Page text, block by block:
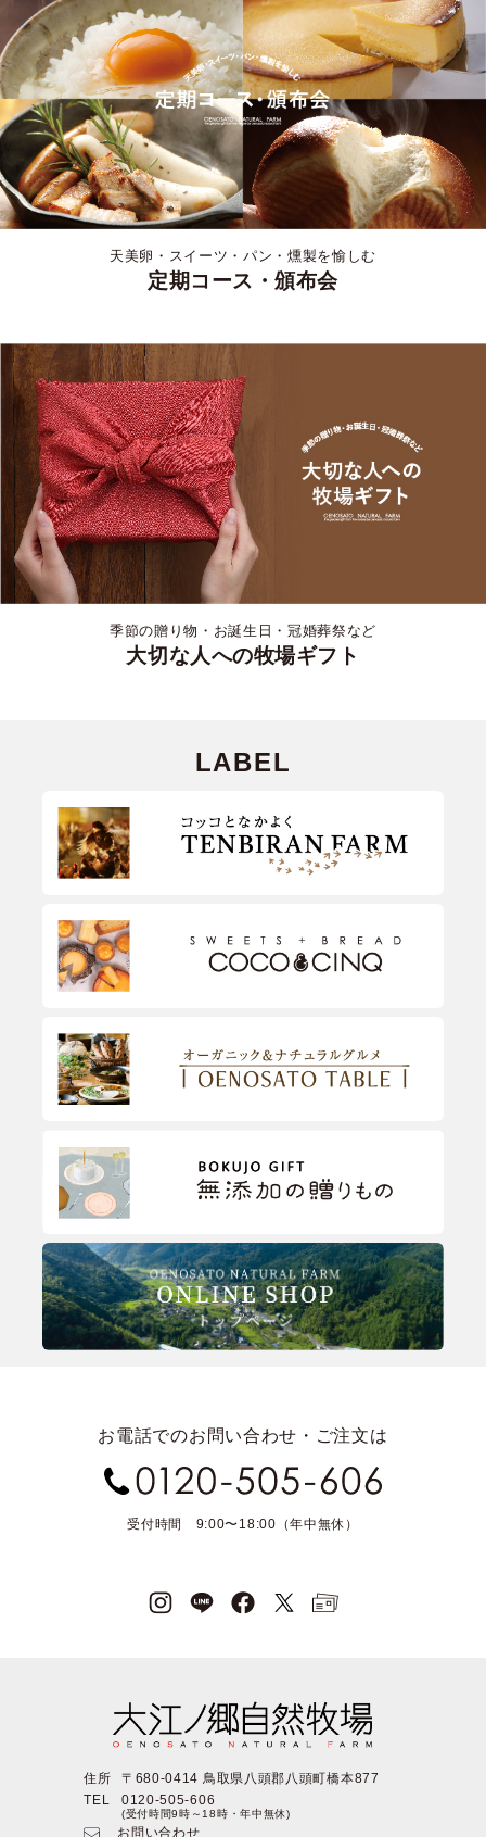
天美卵・スイーツ・パン・燻製を愉しむ
定期コース・頒布会
季節の贈り物・お誕生日・冠婚葬祭など
大切な人への牧場ギフト
LABEL
お電話でのお問い合わせ・ご注文は
受付時間 9:00〜18:00（年中無休）
住所
〒680-0414 鳥取県八頭郡八頭町橋本877
TEL
0120-505-606
(受付時間9時～18時・年中無休)
お問い合わせ